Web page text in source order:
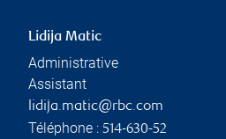
Lidija Matic
Administrative
Assistant
lidija.matic@rbc.com
Téléphone : 514-630-52